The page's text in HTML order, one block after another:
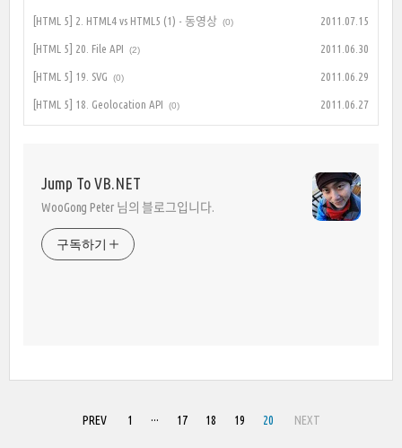
[HTML 5] 2. HTML4 vs HTML5 (1) - 동영상 (0) 2011.07.15
[HTML 5] 20. File API (2) 2011.06.30
[HTML 5] 19. SVG (0) 2011.06.29
[HTML 5] 18. Geolocation API (0) 2011.06.27
Jump To VB.NET
WooGong Peter 님의 블로그입니다.
구독하기
PREV 1 ··· 17 18 19 20 NEXT